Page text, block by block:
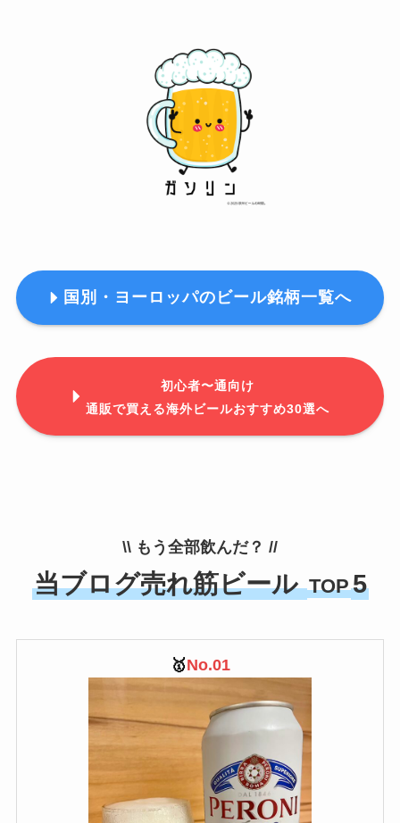
国別・ヨーロッパのビール銘柄一覧へ
初心者〜通向け
通販で買える海外ビールおすすめ30選へ
\\ もう全部飲んだ？ //
当ブログ売れ筋ビールTOP5
🥇No.01